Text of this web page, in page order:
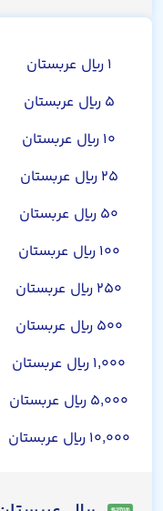
۱ ریال عربستان
۵ ریال عربستان
۱۰ ریال عربستان
۲۵ ریال عربستان
۵۰ ریال عربستان
۱۰۰ ریال عربستان
۲۵۰ ریال عربستان
۵۰۰ ریال عربستان
۱,۰۰۰ ریال عربستان
۵,۰۰۰ ریال عربستان
۱۰,۰۰۰ ریال عربستان